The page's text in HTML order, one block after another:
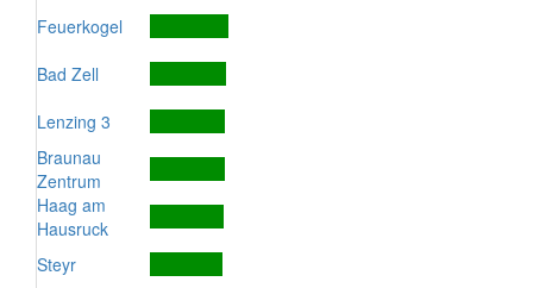
Feuerkogel
Bad Zell
Lenzing 3
Braunau
Zentrum
Haag am
Hausruck
Steyr